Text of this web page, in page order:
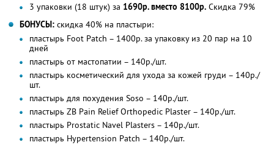
3 упаковки (18 штук) за 1690р. вместо 8100р. Скидка 79%
БОНУСЫ: скидка 40% на пластыри:
пластырь Foot Patch – 1400р. за упаковку из 20 пар на 10
дней
пластырь от мастопатии – 140р./шт.
пластырь косметический для ухода за кожей груди – 140р./
шт.
пластырь для похудения Soso – 140р./шт.
пластырь ZB Pain Relief Orthopedic Plaster – 140р./шт.
пластырь Prostatic Navel Plasters – 140р./шт.
пластырь Hypertension Patch – 140р./шт.